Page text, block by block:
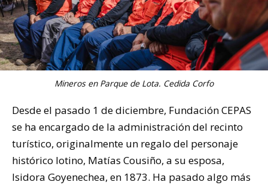
Mineros en Parque de Lota. Cedida Corfo
Desde el pasado 1 de diciembre, Fundación CEPAS
se ha encargado de la administración del recinto
turístico, originalmente un regalo del personaje
histórico lotino, Matías Cousiño, a su esposa,
Isidora Goyenechea, en 1873. Ha pasado algo más